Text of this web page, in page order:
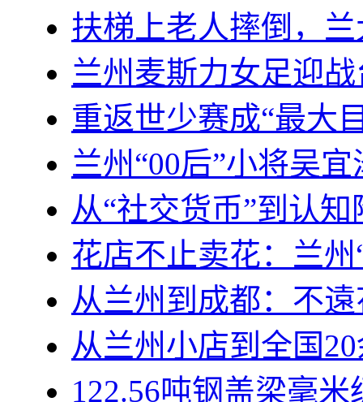
扶梯上老人摔倒，
兰州麦斯力女足迎
重返世少赛成“最大
兰州“00后”小将吴
从“社交货币”到认
花店不止卖花：兰
从兰州到成都：不
从兰州小店到全国
122.56吨钢盖梁毫